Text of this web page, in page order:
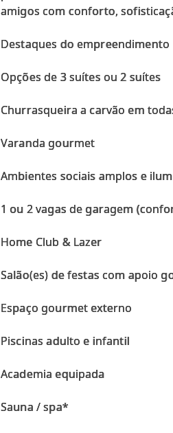
amigos com conforto,
Destaques do empreendimento
Opções de 3 suítes ou 2 suítes
Churrasqueira a carvão em
Varanda gourmet
Ambientes sociais amplos e
1 ou 2 vagas de garagem
Home Club & Lazer
Salão(es) de festas com apoio
Espaço gourmet externo
Piscinas adulto e infantil
Academia equipada
Sauna / spa*